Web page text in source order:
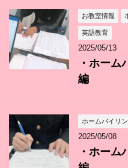
お教室情報
英語教育
2025/05/13
・ホーム
編
ホームバイリ
2025/05/08
・ホーム